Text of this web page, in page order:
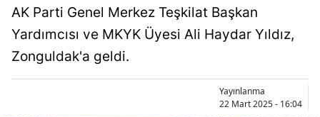
AK Parti Genel Merkez Teşkilat Başkan
Yardımcısı ve MKYK Üyesi Ali Haydar Yıldız,
Zonguldak'a geldi.
Yayınlanma
22 Mart 2025 - 16:04